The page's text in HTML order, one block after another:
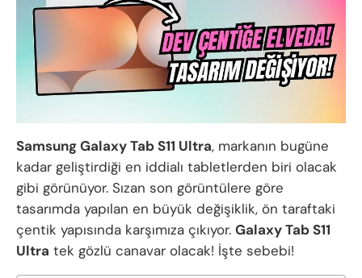
Samsung Galaxy Tab S11 Ultra, markanın bugüne
kadar geliştirdiği en iddialı tabletlerden biri olacak
gibi görünüyor. Sızan son görüntülere göre
tasarımda yapılan en büyük değişiklik, ön taraftaki
çentik yapısında karşımıza çıkıyor. Galaxy Tab S11
Ultra tek gözlü canavar olacak! İşte sebebi!